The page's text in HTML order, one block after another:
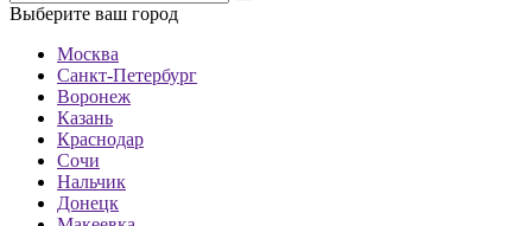
Выберите ваш город
Москва
Санкт-Петербург
Воронеж
Казань
Краснодар
Сочи
Нальчик
Донецк